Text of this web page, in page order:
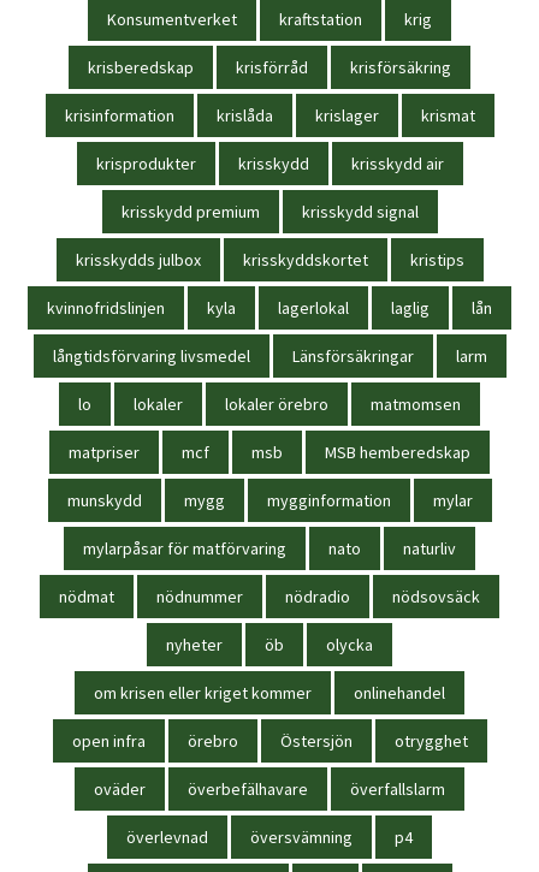
Konsumentverket kraftstation krig
krisberedskap krisförråd krisförsäkring
krisinformation krislåda krislager krismat
krisprodukter krisskydd krisskydd air
krisskydd premium krisskydd signal
krisskydds julbox krisskyddskortet kristips
kvinnofridslinjen kyla lagerlokal laglig lån
långtidsförvaring livsmedel Länsförsäkringar larm
lo lokaler lokaler örebro matmomsen
matpriser mcf msb MSB hemberedskap
munskydd mygg mygginformation mylar
mylarpåsar för matförvaring nato naturliv
nödmat nödnummer nödradio nödsovsäck
nyheter öb olycka
om krisen eller kriget kommer onlinehandel
open infra örebro Östersjön otrygghet
oväder överbefälhavare överfallslarm
överlevnad översvämning p4